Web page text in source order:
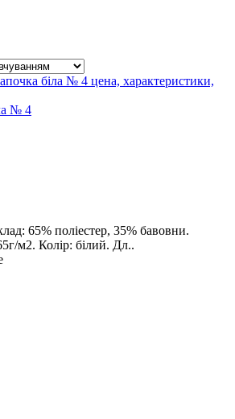
№ 4
65% поліестер, 35% бавовни.
м2. Колір: білий. Дл..